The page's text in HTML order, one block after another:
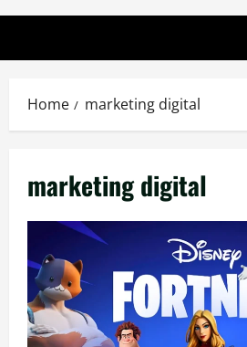
Home marketing digital
marketing digital